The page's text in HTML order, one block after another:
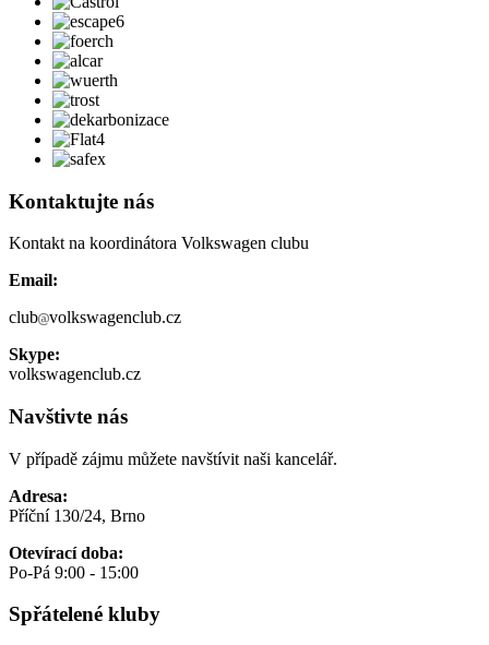
Kontaktujte nás
Kontakt na koordinátora Volkswagen clubu
Email:
club volkswagenclub.cz
Skype:
volkswagenclub.cz
Navštivte nás
V případě zájmu můžete navštívit naši kancelář.
Adresa:
Příční 130/24, Brno
Otevírací doba:
Po-Pá 9:00 - 15:00
Spřátelené kluby